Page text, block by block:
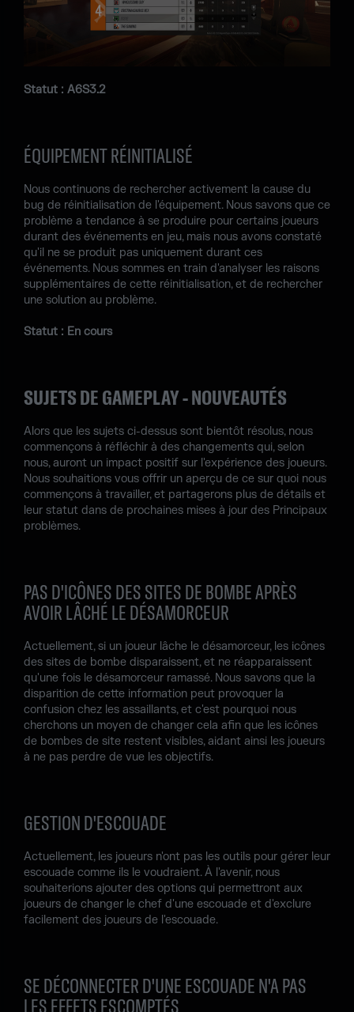
Statut : A6S3.2
ÉQUIPEMENT RÉINITIALISÉ
Nous continuons de rechercher activement la cause du
bug de réinitialisation de l'équipement. Nous savons que ce
problème a tendance à se produire pour certains joueurs
durant des événements en jeu, mais nous avons constaté
qu'il ne se produit pas uniquement durant ces
événements. Nous sommes en train d'analyser les raisons
supplémentaires de cette réinitialisation, et de rechercher
une solution au problème.
Statut : En cours
SUJETS DE GAMEPLAY - NOUVEAUTÉS
Alors que les sujets ci-dessus sont bientôt résolus, nous
commençons à réfléchir à des changements qui, selon
nous, auront un impact positif sur l'expérience des joueurs.
Nous souhaitions vous offrir un aperçu de ce sur quoi nous
commençons à travailler, et partagerons plus de détails et
leur statut dans de prochaines mises à jour des Principaux
problèmes.
PAS D'ICÔNES DES SITES DE BOMBE APRÈS
AVOIR LÂCHÉ LE DÉSAMORCEUR
Actuellement, si un joueur lâche le désamorceur, les icônes
des sites de bombe disparaissent, et ne réapparaissent
qu'une fois le désamorceur ramassé. Nous savons que la
disparition de cette information peut provoquer la
confusion chez les assaillants, et c'est pourquoi nous
cherchons un moyen de changer cela afin que les icônes
de bombes de site restent visibles, aidant ainsi les joueurs
à ne pas perdre de vue les objectifs.
GESTION D'ESCOUADE
Actuellement, les joueurs n'ont pas les outils pour gérer leur
escouade comme ils le voudraient. À l'avenir, nous
souhaiterions ajouter des options qui permettront aux
joueurs de changer le chef d'une escouade et d'exclure
facilement des joueurs de l'escouade.
SE DÉCONNECTER D'UNE ESCOUADE N'A PAS
LES EFFETS ESCOMPTÉS